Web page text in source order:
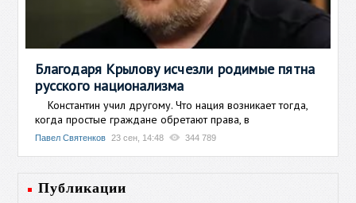
Благодаря Крылову исчезли родимые пятна
русского национализма
Константин учил другому. Что нация возникает тогда,
когда простые граждане обретают права, в
Павел Святенков 23 сен, 14:48 344 789
Публикации